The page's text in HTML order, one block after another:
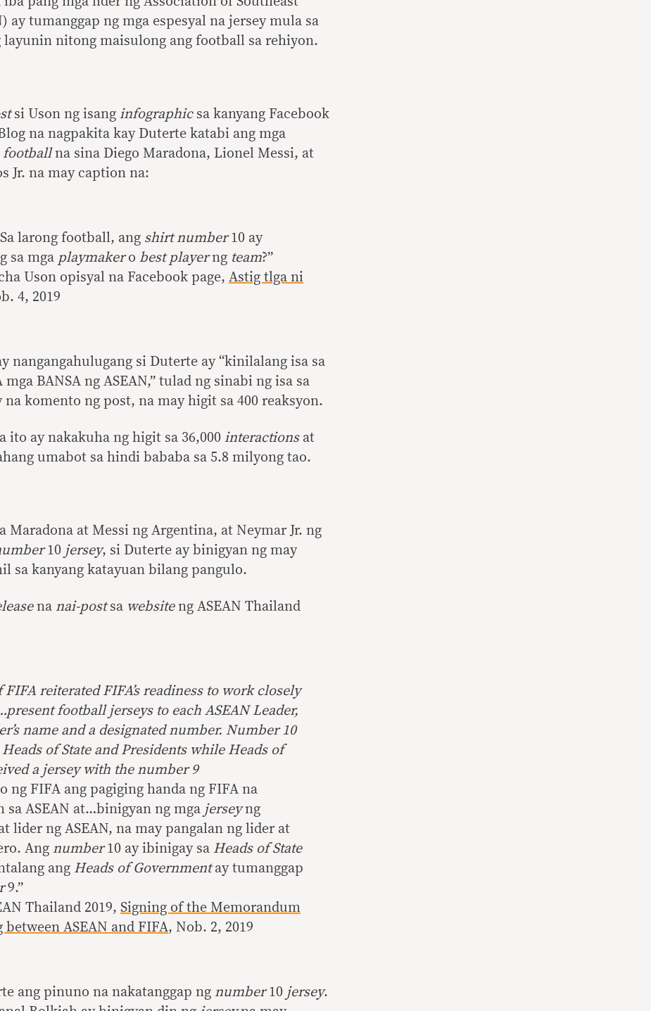
ay tumanggap ng mga espesyal na jersey mula sa
layunin nitong maisulong ang football sa rehiyon.
si Uson ng isang infographicsa kanyang Facebook
na nagpakita kay Duterte katabi ang mga
footballna sina Diego Maradona, Lionel Messi, at
Jr. na may caption na:
larong football, ang shirt number10 ay
sa mga playmakero best playerng team?”
Uson opisyal na Facebook page, Astig tlga ni
4, 2019
nangangahulugang si Duterte ay “kinilalang isa sa
mga BANSA ng ASEAN,” tulad ng sinabi ng isa sa
komento ng post, na may higit sa 400 reaksyon.
ito ay nakakuha ng higit sa 36,000 interactionsat
umabot sa hindi bababa sa 5.8 milyong tao.
Maradona at Messi ng Argentina, at Neymar Jr. ng
10 jersey, si Duterte ay binigyan ng may
sa kanyang katayuan bilang pangulo.
na nai-postsa websiteng ASEAN Thailand
FIFA reiterated FIFA’s readiness to work closely
football jerseys to each ASEAN Leader,
name and a designated number. Number 10
of State and Presidents while Heads of
a jersey with the number 9
ng FIFA ang pagiging handa ng FIFA na
sa ASEAN at…binigyan ng mga jerseyng
lider ng ASEAN, na may pangalan ng lider at
Ang number10 ay ibinigay sa Heads of State
ang Heads of Governmentay tumanggap
9.”
Thailand 2019, Signing of the Memorandum
ASEAN and FIFA, Nob. 2, 2019
ang pinuno na nakatanggap ng number10 jersey.